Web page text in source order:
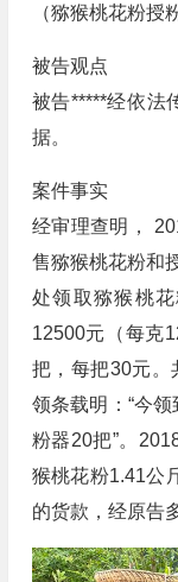
（猕猴桃花粉授
被告观点
被告*****经依法
据。
案件事实
经审理查明，
售猕猴桃花粉和
处领取猕猴桃
12500元（每克
把，每把30元。
领条载明：“今
粉器20把”。
猴桃花粉1.41公
的货款，经原告